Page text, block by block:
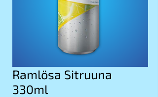
Ramlösa Sitruuna
330ml